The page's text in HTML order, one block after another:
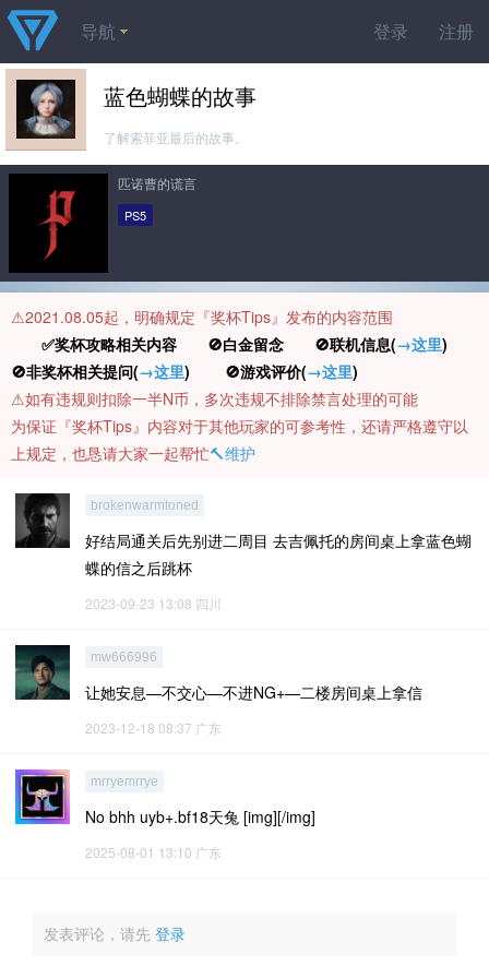
登录 注册
导航
蓝色蝴蝶的故事
了解索菲亚最后的故事。
匹诺曹的谎言
PS5
⚠️2021.08.05起，明确规定『奖杯Tips』发布的内容范围
✅奖杯攻略相关内容 🚫白金留念 🚫联机信息(→这里)
🚫非奖杯相关提问(→这里) 🚫游戏评价(→这里)
⚠️如有违规则扣除一半N币，多次违规不排除禁言处理的可能
为保证『奖杯Tips』内容对于其他玩家的可参考性，还请严格遵守以
上规定，也恳请大家一起帮忙🔨维护
brokenwarmtoned
好结局通关后先别进二周目 去吉佩托的房间桌上拿蓝色蝴
蝶的信之后跳杯
2023-09-23 13:08 四川
mw666996
让她安息—不交心—不进NG+—二楼房间桌上拿信
2023-12-18 08:37 广东
mrryemrrye
No bhh uyb+.bf18天兔 [img][/img]
2025-08-01 13:10 广东
发表评论，请先 登录